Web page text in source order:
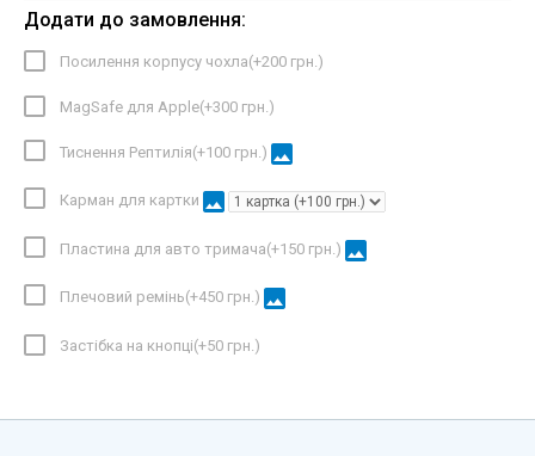
Додати до замовлення:
Посилення корпусу чохла(+200 грн.)
MagSafe для Apple(+300 грн.)
Тиснення Рептилія(+100 грн.) image
Карман для картки image
Пластина для авто тримача(+150 грн.) image
Плечовий ремінь(+450 грн.) image
Застібка на кнопці(+50 грн.)